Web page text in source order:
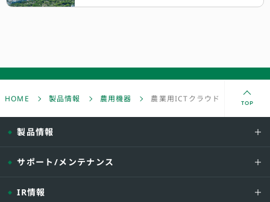
HOME 製品情報 農用機器 農業用ICTクラウドサービスTOP
製品情報
サポート/メンテナンス
IR情報